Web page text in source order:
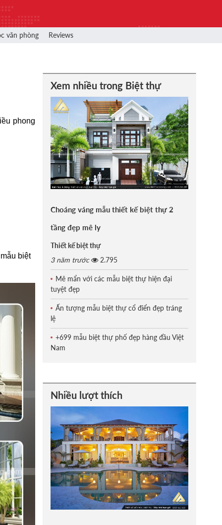
văn phòng Reviews
phong
biệt
Xem nhiều trong Biệt thự
Choáng váng mẫu thiết kế biệt thự 2
tầng đẹp mê ly
Thiết kế biệt thự
3 năm trước
2.795
Mê mẩn với các mẫu biệt thự hiện đại
tuyệt đẹp
Ấn tượng mẫu biệt thự cổ điển đẹp tráng
lệ
+699 mẫu biệt thự phố đẹp hàng đầu Việt
Nam
Nhiều lượt thích